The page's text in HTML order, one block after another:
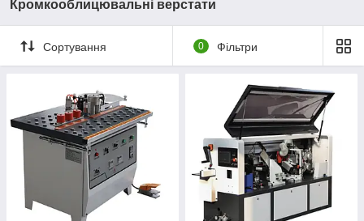
Кромкооблицювальні верстати
Сортування 0 Фільтри